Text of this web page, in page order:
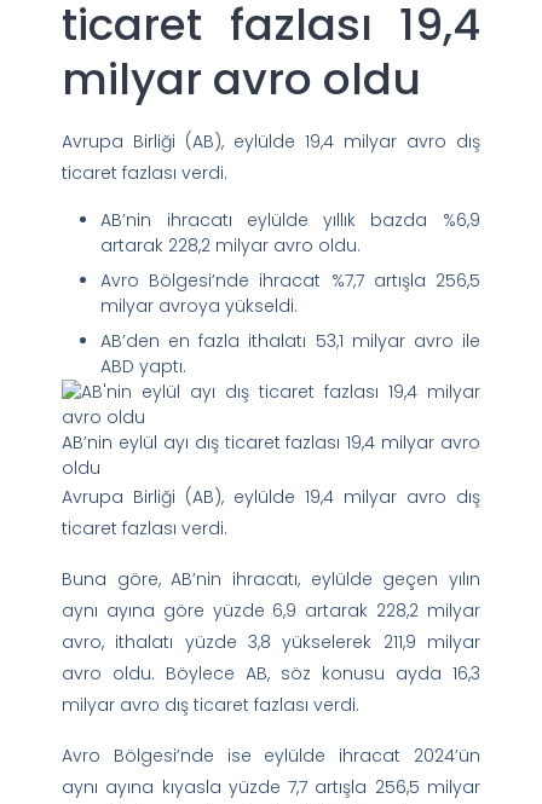
ticaret fazlası 19,4
milyar avro oldu
Avrupa Birliği (AB), eylülde 19,4 milyar avro dış
ticaret fazlası verdi.
AB’nin ihracatı eylülde yıllık bazda %6,9
artarak 228,2 milyar avro oldu.
Avro Bölgesi’nde ihracat %7,7 artışla 256,5
milyar avroya yükseldi.
AB’den en fazla ithalatı 53,1 milyar avro ile
ABD yaptı.
AB’nin eylül ayı dış ticaret fazlası 19,4 milyar avro
oldu
Avrupa Birliği (AB), eylülde 19,4 milyar avro dış
ticaret fazlası verdi.
Buna göre, AB’nin ihracatı, eylülde geçen yılın
aynı ayına göre yüzde 6,9 artarak 228,2 milyar
avro, ithalatı yüzde 3,8 yükselerek 211,9 milyar
avro oldu. Böylece AB, söz konusu ayda 16,3
milyar avro dış ticaret fazlası verdi.
Avro Bölgesi’nde ise eylülde ihracat 2024’ün
aynı ayına kıyasla yüzde 7,7 artışla 256,5 milyar